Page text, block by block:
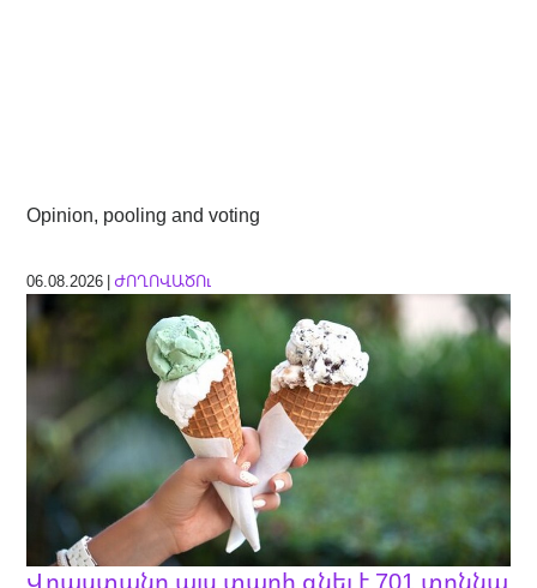
Opinion, pooling and voting
06.08.2026 |ԺՈՂՈՎԱԾՈւ
Վրաստանը այս տարի գնել է 701 տոննա